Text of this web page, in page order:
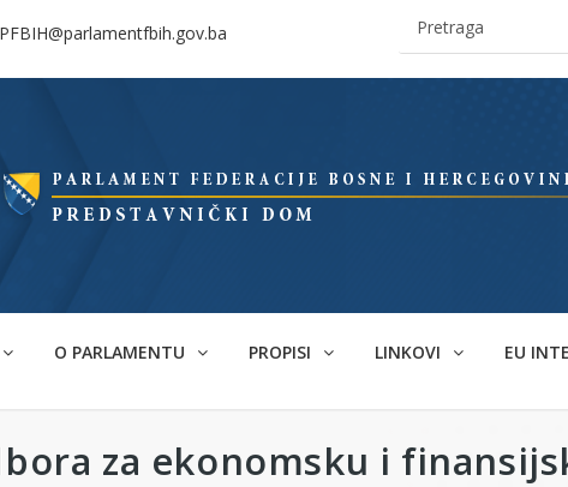
O PARLAMENTU PROPISI LINKOVI EU
za ekonomsku i